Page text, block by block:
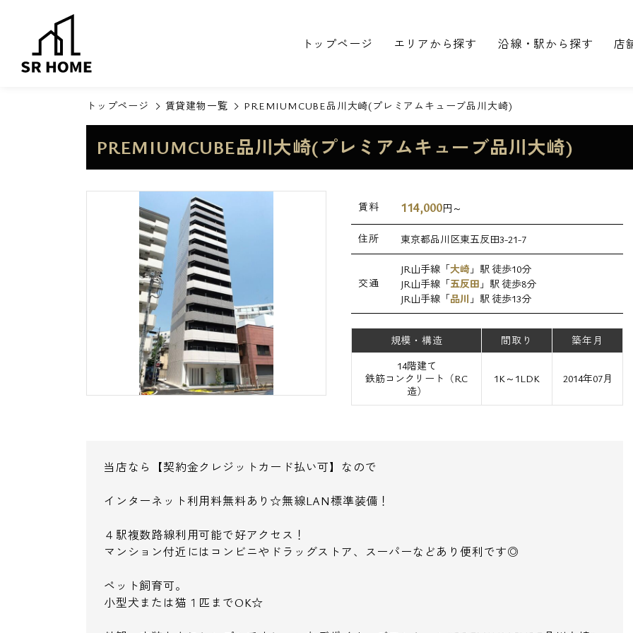
トップページ エリアから探す 沿線・駅から探す 店
トップページ 賃貸建物一覧 PREMIUMCUBE品川大崎(プレミアムキューブ品川大崎)
PREMIUMCUBE品川大崎(プレミアムキューブ品川大崎)
賃料 114,000円～
住所 東京都品川区東五反田3-21-7
交通
JR山手線「大崎 」駅 徒歩10分
JR山手線「五反田 」駅 徒歩8分
JR山手線「品川 」駅 徒歩13分
規模・構造 間取り
築年月
14階建て
鉄筋コンクリート（RC
造）
1K～1LDK 2014年07月
当店なら【契約金クレジットカード払い可】なので
インターネット利用料無料あり☆無線LAN標準装備！
４駅複数路線利用可能で好アクセス！
マンション付近にはコンビニやドラッグストア、スーパーなどあり便利です◎
ペット飼育可。
小型犬または猫１匹までOK☆